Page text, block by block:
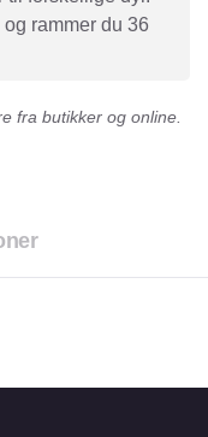
rammer du 36
fra butikker og online.